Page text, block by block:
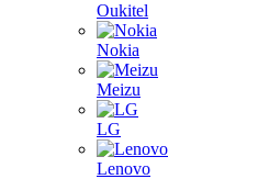
Oukitel
Nokia
Meizu
LG
Lenovo